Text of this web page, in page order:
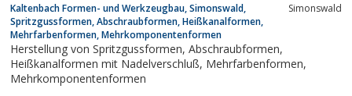
Kaltenbach Formen- und Werkzeugbau, Simonswald,
Spritzgussformen, Abschraubformen, Heißkanalformen,
Mehrfarbenformen, Mehrkomponentenformen
Simonswald
Herstellung von Spritzgussformen, Abschraubformen,
Heißkanalformen mit Nadelverschluß, Mehrfarbenformen,
Mehrkomponentenformen